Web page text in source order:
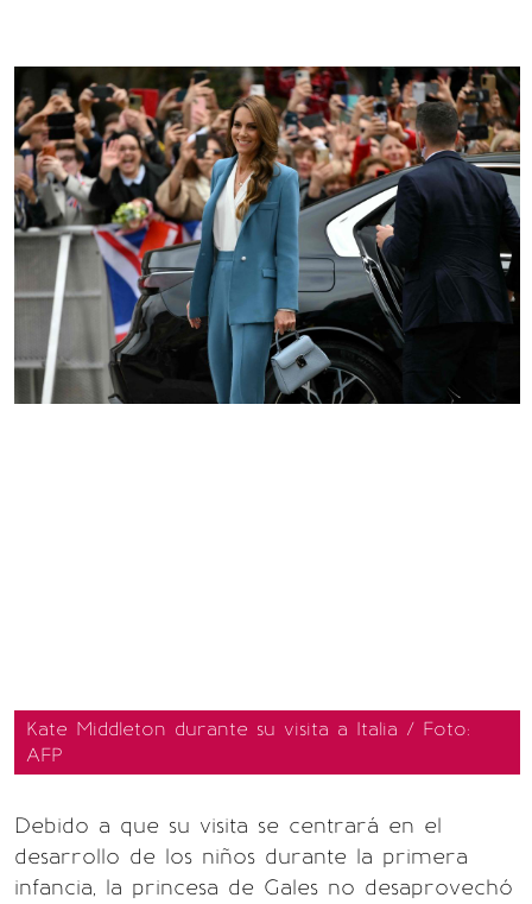
Kate Middleton durante su visita a Italia / Foto:
AFP
Debido a que su visita se centrará en el
desarrollo de los niños durante la primera
infancia, la princesa de Gales no desaprovechó